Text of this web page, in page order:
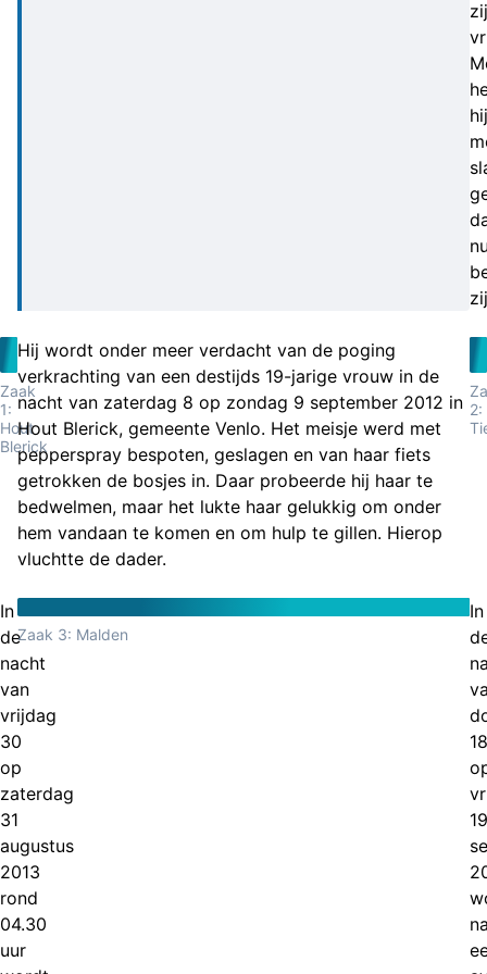
hij
Zaak
1:
Hout
Blerick
Hij wordt onder meer verdacht van de poging
verkrachting van een destijds 19-jarige vrouw in de
nacht van zaterdag 8 op zondag 9 september 2012 in
Hout Blerick, gemeente Venlo. Het meisje werd met
pepperspray bespoten, geslagen en van haar fiets
getrokken de bosjes in. Daar probeerde hij haar te
bedwelmen, maar het lukte haar gelukkig om onder
hem vandaan te komen en om hulp te gillen. Hierop
vluchtte de dader.
2:
In
de
nacht
van
vrijdag
30
op
zaterdag
31
augustus
2013
rond
04.30
uur
Zaak 3: Malden
In
18
19